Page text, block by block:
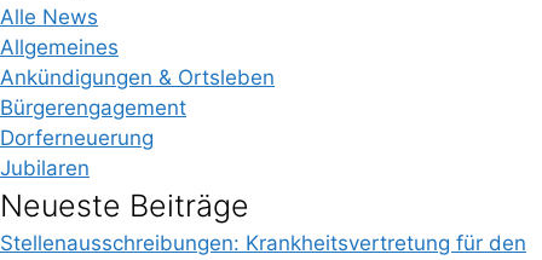
Alle News
Allgemeines
Ankündigungen & Ortsleben
Bürgerengagement
Dorferneuerung
Jubilaren
Neueste Beiträge
Stellenausschreibungen: Krankheitsvertretung für den